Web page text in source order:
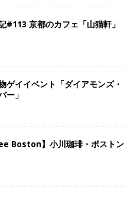
#113 京都のカフェ「山猫軒」
ゲイイベント「ダイアモンズ・
ー」
Boston】小川珈琲・ボストン